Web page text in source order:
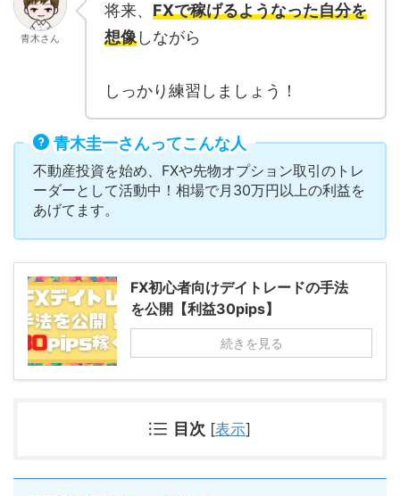
青木さん
将来、 FXで稼げるようなった自分を
想像しながら
しっかり練習しましょう！
青木圭一さんってこんな人
不動産投資を始め、FXや先物オプション取引のトレ
ーダーとして活動中！相場で月30万円以上の利益を
あげてます。
FX初心者向けデイトレードの手法
を公開【利益30pips】
続きを見る
目次 [表示]